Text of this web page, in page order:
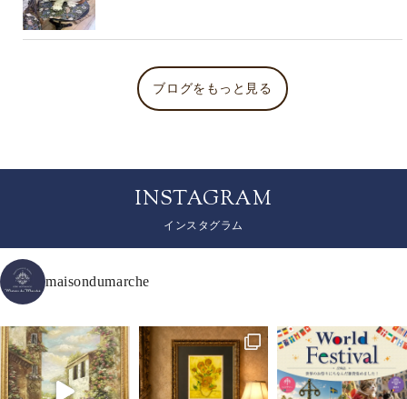
ブログをもっと見る
INSTAGRAM
インスタグラム
maisondumarche